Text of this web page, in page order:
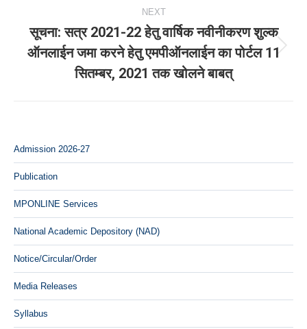
NEXT
Next
post:
सूचना: सत्र 2021-22 हेतु वार्षिक नवीनीकरण शुल्‍क
ऑनलाईन जमा करने हेतु एमपीऑनलाईन का पोर्टल 11
सितम्‍बर, 2021 तक खोलने बाबत्
Admission 2026-27
Publication
MPONLINE Services
National Academic Depository (NAD)
Notice/Circular/Order
Media Releases
Syllabus